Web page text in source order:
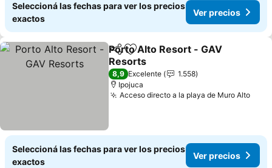
Seleccioná las fechas para ver los precios
exactos
Ver precios
CompartirAñadir a favoritos
Porto Alto Resort - GAV
Resorts
8,9 Excelente
1.558
Ipojuca
Acceso directo a la playa de Muro Alto
Seleccioná las fechas para ver los precios
exactos
Ver precios